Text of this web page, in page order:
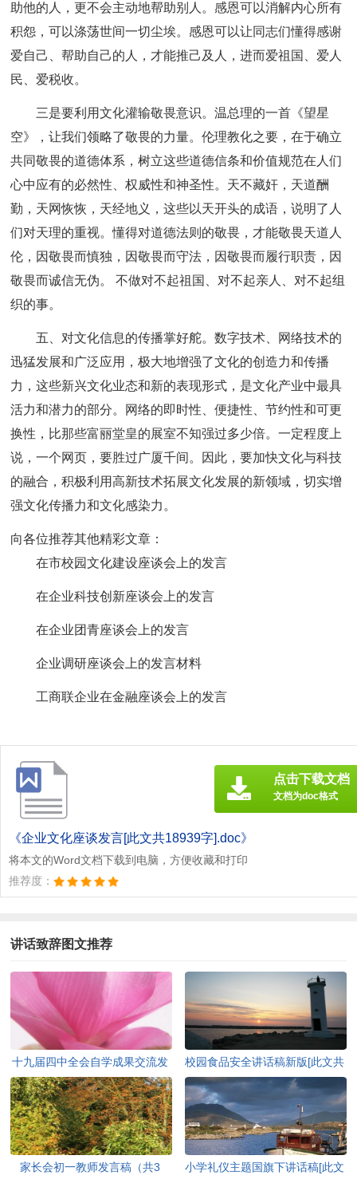
助他的人，更不会主动地帮助别人。感恩可以消解内心所有
积怨，可以涤荡世间一切尘埃。感恩可以让同志们懂得感谢
爱自己、帮助自己的人，才能推己及人，进而爱祖国、爱人
民、爱税收。
三是要利用文化灌输敬畏意识。温总理的一首《望星
空》，让我们领略了敬畏的力量。伦理教化之要，在于确立
共同敬畏的道德体系，树立这些道德信条和价值规范在人们
心中应有的必然性、权威性和神圣性。天不藏奸，天道酬
勤，天网恢恢，天经地义，这些以天开头的成语，说明了人
们对天理的重视。懂得对道德法则的敬畏，才能敬畏天道人
伦，因敬畏而慎独，因敬畏而守法，因敬畏而履行职责，因
敬畏而诚信无伪。 不做对不起祖国、对不起亲人、对不起组
织的事。
五、对文化信息的传播掌好舵。数字技术、网络技术的
迅猛发展和广泛应用，极大地增强了文化的创造力和传播
力，这些新兴文化业态和新的表现形式，是文化产业中最具
活力和潜力的部分。网络的即时性、便捷性、节约性和可更
换性，比那些富丽堂皇的展室不知强过多少倍。一定程度上
说，一个网页，要胜过广厦千间。因此，要加快文化与科技
的融合，积极利用高新技术拓展文化发展的新领域，切实增
强文化传播力和文化感染力。
向各位推荐其他精彩文章：
在市校园文化建设座谈会上的发言
在企业科技创新座谈会上的发言
在企业团青座谈会上的发言
企业调研座谈会上的发言材料
工商联企业在金融座谈会上的发言
《企业文化座谈发言[此文共18939字].doc》
将本文的Word文档下载到电脑，方便收藏和打印
推荐度：
点击下载文档
文档为doc格式
讲话致辞图文推荐
十九届四中全会自学成果交流发
言材料[此文共482字]
校园食品安全讲话稿新版[此文共
5195字]
家长会初一教师发言稿（共3 小学礼仪主题国旗下讲话稿[此文